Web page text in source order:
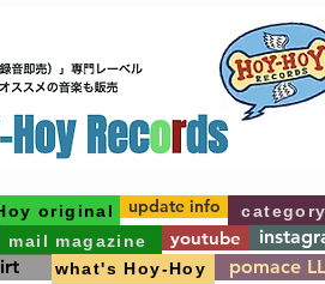
original
mail magazine youtube
what's Hoy-Hoy pomace
update info